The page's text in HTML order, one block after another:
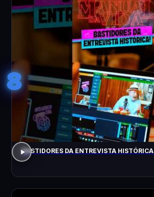
8
BASTIDORES DA ENTREVISTA HISTÓRICA